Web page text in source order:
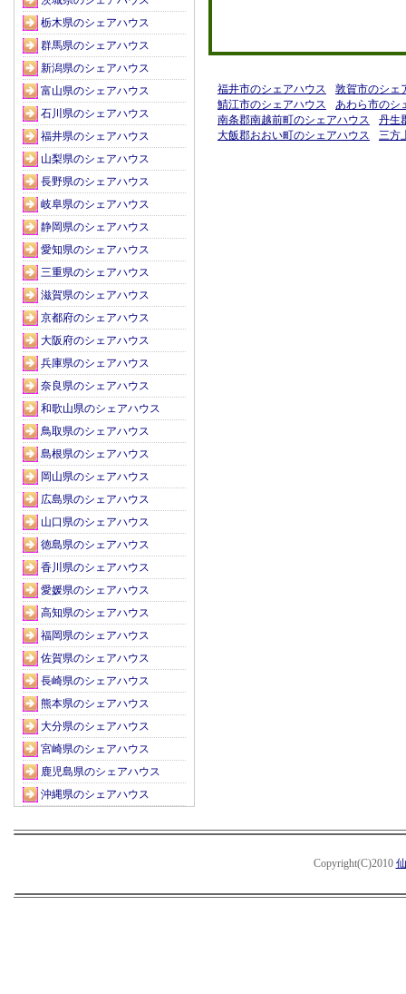
栃木県のシェアハウス
群馬県のシェアハウス
新潟県のシェアハウス
富山県のシェアハウス
石川県のシェアハウス
福井県のシェアハウス
山梨県のシェアハウス
長野県のシェアハウス
岐阜県のシェアハウス
静岡県のシェアハウス
愛知県のシェアハウス
三重県のシェアハウス
滋賀県のシェアハウス
京都府のシェアハウス
大阪府のシェアハウス
兵庫県のシェアハウス
奈良県のシェアハウス
和歌山県のシェアハウス
鳥取県のシェアハウス
島根県のシェアハウス
岡山県のシェアハウス
広島県のシェアハウス
山口県のシェアハウス
徳島県のシェアハウス
香川県のシェアハウス
愛媛県のシェアハウス
高知県のシェアハウス
福岡県のシェアハウス
佐賀県のシェアハウス
長崎県のシェアハウス
熊本県のシェアハウス
大分県のシェアハウス
宮崎県のシェアハウス
鹿児島県のシェアハウス
沖縄県のシェアハウス
福井市のシェアハウス
敦賀市のシェ
鯖江市のシェアハウス
あわら市のシ
南条郡南越前町のシェアハウス
丹生
大飯郡おおい町のシェアハウス
三方
Copyright(C)2010